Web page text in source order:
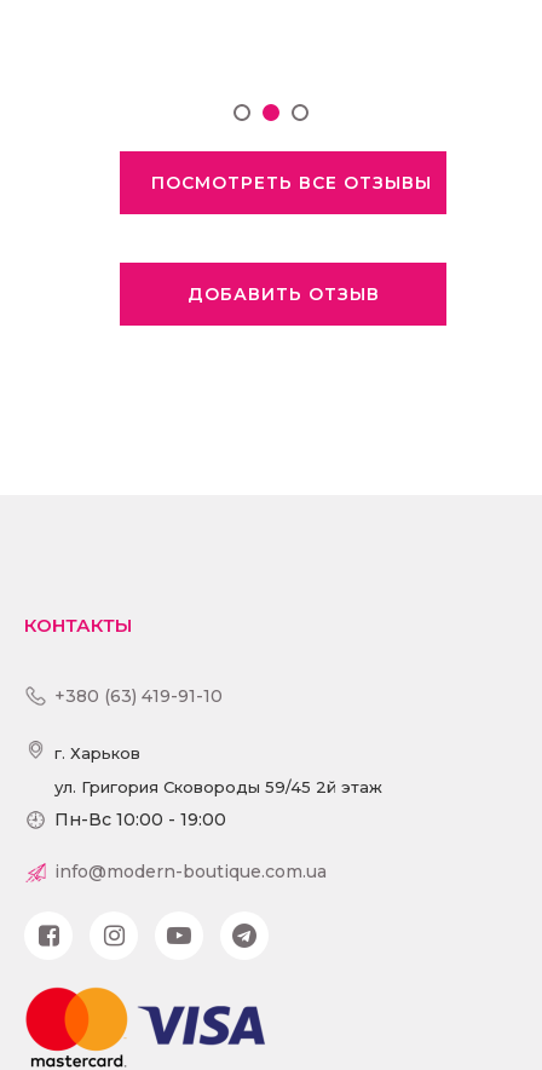
ПОСМОТРЕТЬ ВСЕ ОТЗЫВЫ
ДОБАВИТЬ ОТЗЫВ
КОНТАКТЫ
+380 (63) 419-91-10
г. Харьков
ул. Григория Сковороды 59/45 2й этаж
Пн-Вс 10:00 - 19:00
info@modern-boutique.com.ua